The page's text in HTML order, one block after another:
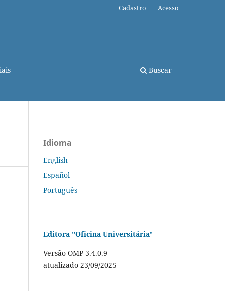
Buscar
Cadastro Acesso
Idioma
English
Español
Português
Editora "Oficina Universitária"
Versão OMP 3.4.0.9
atualizado 23/09/2025